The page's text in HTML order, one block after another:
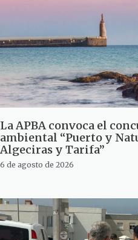
La APBA convoca el
ambiental “Puerto y
Algeciras y Tarifa”
6 de agosto de 2026